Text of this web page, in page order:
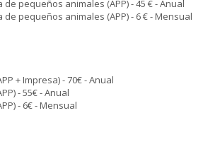
pequeños animales (APP) - 45 € - Anual
pequeños animales (APP) - 6 € - Mensual
+ Impresa) - 70€ - Anual
- 55€ - Anual
- 6€ - Mensual